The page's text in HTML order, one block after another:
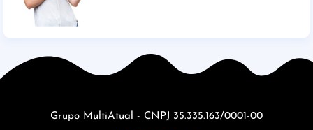
Grupo MultiAtual - CNPJ 35.335.163/0001-00